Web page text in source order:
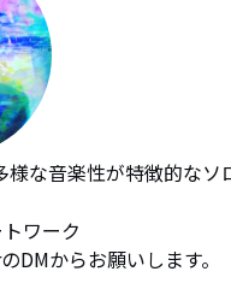
様な音楽性が特徴的なソ
ワーク
DMからお願いします。